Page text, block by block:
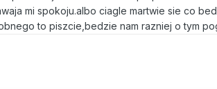
mi spokoju.albo ciagle martwie sie co
to piszcie,bedzie nam razniej o tym